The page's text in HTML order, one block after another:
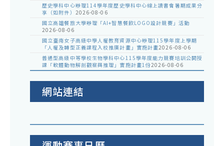
歷史學科中心辦理114學年度歷史學科中心線上讀書會暑期成果分
享（如附件） 2026-08-06
國立高雄餐旅大學辦理「AI+智慧餐飲LOGO設計競賽」活動
2026-08-06
國立臺南女子高級中學人權教育資源中心辦理115學年度上學期
「人權及轉型正義課程入校推廣計畫」實施計畫2026-08-06
普通型高級中等學校生物學科中心115學年度能力競賽培訓公開授
課「軟體動物解剖觀察與推理」實施計畫1份2026-08-06
網站連結